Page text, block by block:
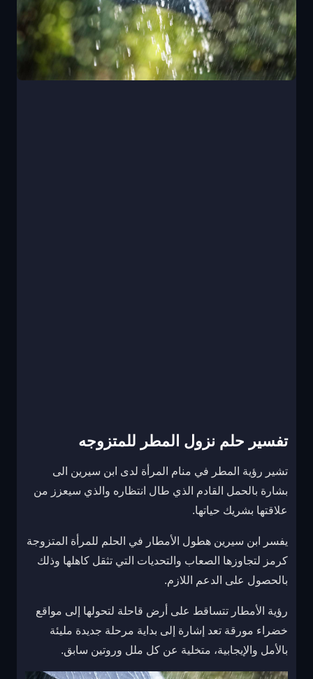
تفسير حلم نزول المطر للمتزوجه
تشير رؤية المطر في منام المرأة لدى ابن سيرين الى
بشارة بالحمل القادم الذي طال انتظاره والذي سيعزز من
علاقتها بشريك حياتها.
يفسر ابن سيرين هطول الأمطار في الحلم للمرأة المتزوجة
كرمز لتجاوزها الصعاب والتحديات التي تثقل كاهلها وذلك
بالحصول على الدعم اللازم.
رؤية الأمطار تتساقط على أرض قاحلة لتحولها إلى مواقع
خضراء مورقة تعد إشارة إلى بداية مرحلة جديدة مليئة
بالأمل والإيجابية، متخلية عن كل ملل وروتين سابق.